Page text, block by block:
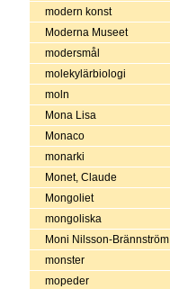
modern konst
Moderna Museet
modersmål
molekylärbiologi
moln
Mona Lisa
Monaco
monarki
Monet, Claude
Mongoliet
mongoliska
Moni Nilsson-Brännström
monster
mopeder